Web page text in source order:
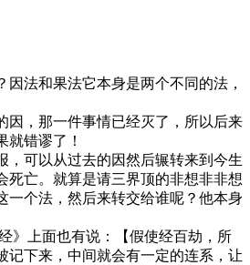
法和果法它本身是两个不同的法，
，那一件事情已经灭了，所以后来
错谬了！
可以从过去的因然后辗转来到今生
死亡。就算是请三界顶的非想非非想
一个法，然后来转交给谁呢？他本身
》上面也有说：【假使经百劫，所
记下来，中间就会有一定的连系，让